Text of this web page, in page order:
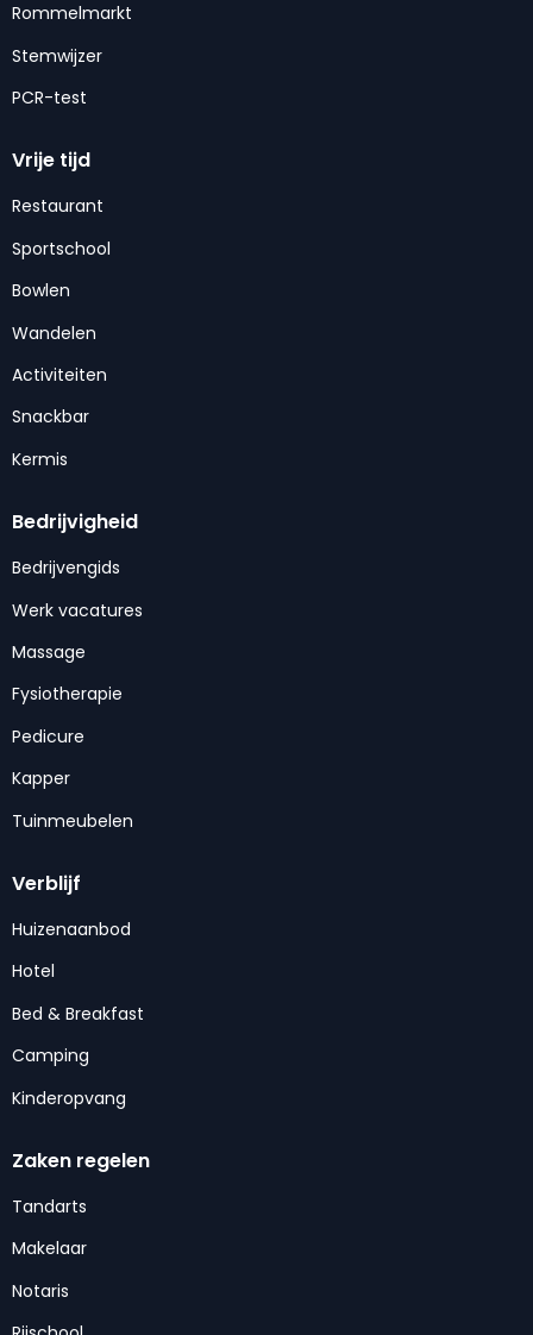
Rommelmarkt
Stemwijzer
PCR-test
Vrije tijd
Restaurant
Sportschool
Bowlen
Wandelen
Activiteiten
Snackbar
Kermis
Bedrijvigheid
Bedrijvengids
Werk vacatures
Massage
Fysiotherapie
Pedicure
Kapper
Tuinmeubelen
Verblijf
Huizenaanbod
Hotel
Bed & Breakfast
Camping
Kinderopvang
Zaken regelen
Tandarts
Makelaar
Notaris